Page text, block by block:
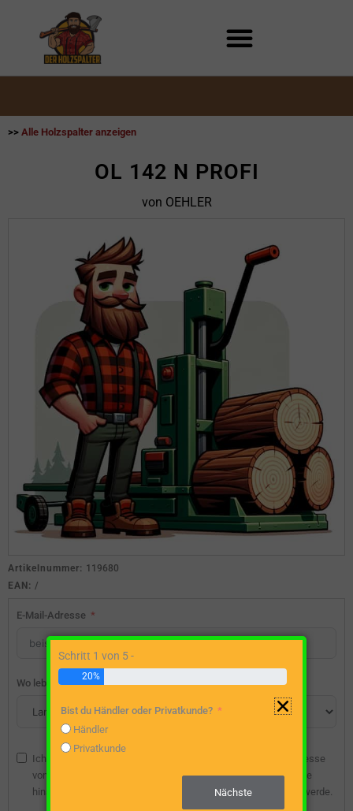
>> Alle Holzspalter anzeigen
OL 142 N PROFI
von OEHLER
Artikelnummer: 119680
EAN: /
E-Mail-Adresse
Wo lebst du?
Ich bin damit einverstanden, dass die angegebene E-Mail-Adresse
vom Webseitenbetreiber gespeichert wird, damit ich über diese
hinsichtlich eines unverbindlichen Preisangebots kontaktiert werde.
Schritt 1 von 5 -
20%
Bist du Händler oder Privatkunde?
Händler
Privatkunde
Nächste